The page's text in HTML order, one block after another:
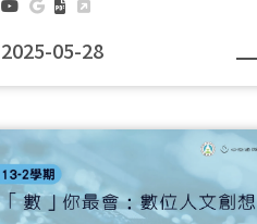
2025-05-28